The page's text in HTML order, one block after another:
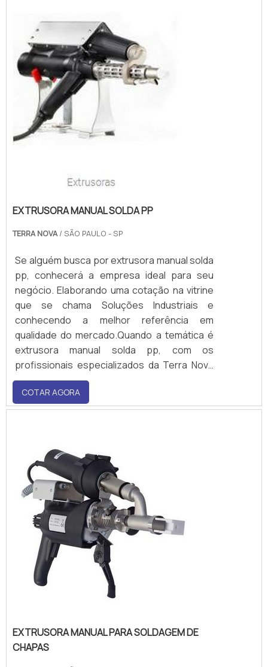
EXTRUSORA MANUAL SOLDA PP
TERRA NOVA/ SÃO PAULO - SP
Se alguém busca por extrusora manual solda
pp, conhecerá a empresa ideal para seu
negócio. Elaborando uma cotação na vitrine
que se chama Soluções Industriais e
conhecendo a melhor referência em
qualidade do mercado.Quando a temática é
extrusora manual solda pp, com os
profissionais especializados da Terra Nova
Tecnologia conseguirá assertividade com
prazos de entrega enxutos.ALGUNS
DETALHES SOBRE EXTRUSORA MANUAL
COTAR AGORA
EXTRUSORA MANUAL PARA SOLDAGEM DE
CHAPAS